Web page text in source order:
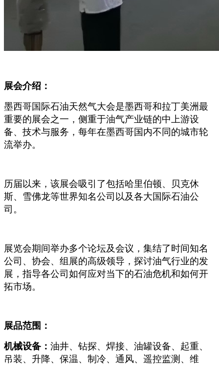
展会介绍：
墨西哥国际石油天然气大会是墨西哥和拉丁美洲最
重要的展会之一，侧重于油气产业链的中上游设
备、技术与服务，每年在墨西哥国内不同的城市轮
流举办。
历届以来，该展会吸引了包括哈里伯顿、贝克休
斯、雪佛龙等世界知名公司以及各大国际石油公
司。
展览会期间举办多个论坛及会议，集结了时间知名
公司、协会、组展的高级领导，探讨油气行业的发
展，指导各公司如何应对当下的石油危机和如何开
拓市场。
展品范围：
机械设备： 油井、钻探、焊接、油罐设备、起重、
吊装、升降、保温、制冷、通风、遥控监测、维